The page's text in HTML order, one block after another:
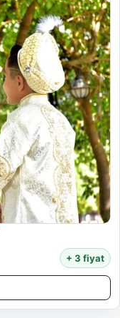
+ 3 fiyat